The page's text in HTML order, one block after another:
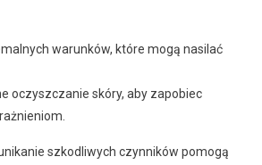
warunków, które mogą nasilać
oczyszczanie skóry, aby zapobiec
szkodliwych czynników pomogą